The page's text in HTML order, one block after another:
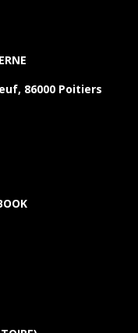
86000 Poitiers